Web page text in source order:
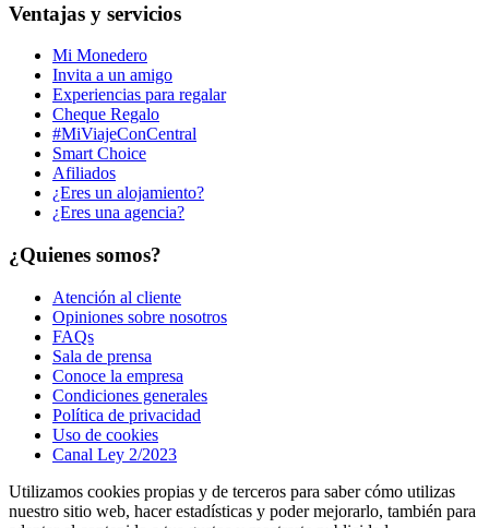
Ventajas y servicios
Mi Monedero
Invita a un amigo
Experiencias para regalar
Cheque Regalo
#MiViajeConCentral
Smart Choice
Afiliados
¿Eres un alojamiento?
¿Eres una agencia?
¿Quienes somos?
Atención al cliente
Opiniones sobre nosotros
FAQs
Sala de prensa
Conoce la empresa
Condiciones generales
Política de privacidad
Uso de cookies
Canal Ley 2/2023
Utilizamos cookies propias y de terceros para saber cómo utilizas
nuestro sitio web, hacer estadísticas y poder mejorarlo, también para